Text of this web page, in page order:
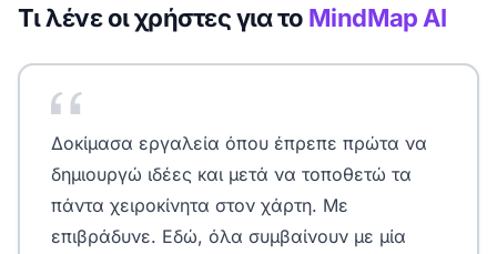
Τι λένε οι χρήστες για το MindMap AI
Δοκίμασα εργαλεία όπου έπρεπε πρώτα να
δημιουργώ ιδέες και μετά να τοποθετώ τα
πάντα χειροκίνητα στον χάρτη. Με
επιβράδυνε. Εδώ, όλα συμβαίνουν με μία